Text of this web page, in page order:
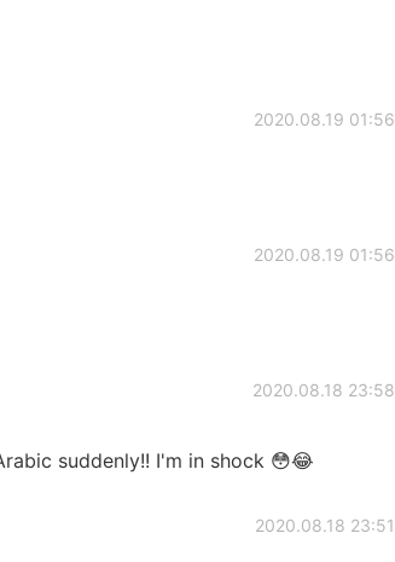
2020.08.19 01:56
2020.08.19 01:56
2020.08.18 23:58
suddenly!! I'm in shock 😳😂
2020.08.18 23:51